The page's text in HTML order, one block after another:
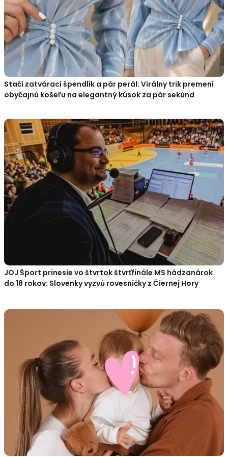
Stačí zatvárací špendlík a pár perál: Virálny trik premení
obyčajnú košeľu na elegantný kúsok za pár sekúnd
JOJ Šport prinesie vo štvrtok štvrťfinále MS hádzanárok
do 18 rokov: Slovenky vyzvú rovesníčky z Čiernej Hory